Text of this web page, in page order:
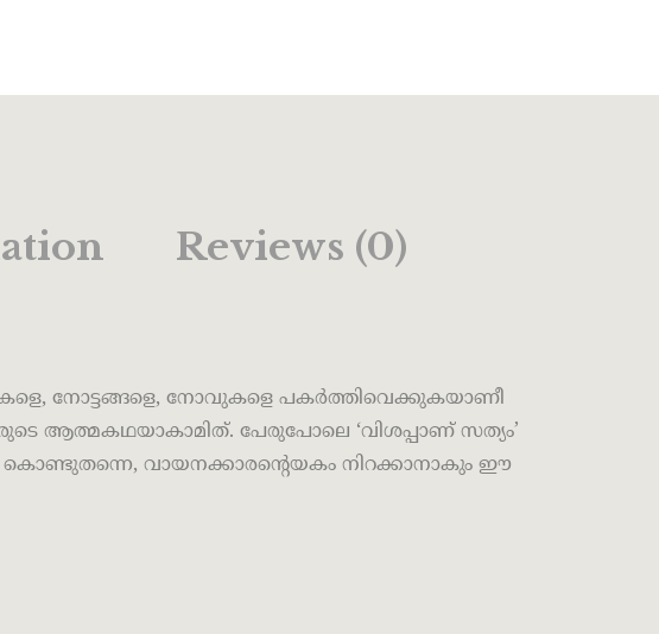
Reviews (0)
നോട്ടങ്ങളെ, നോവുകളെ പകർത്തിവെക്കുകയാണീ
ആത്മകഥയാകാമിത്. പേരുപോലെ ‘വിശപ്പാണ് സത്യം’
വായനക്കാരൻ്റെയകം നിറക്കാനാകും ഈ